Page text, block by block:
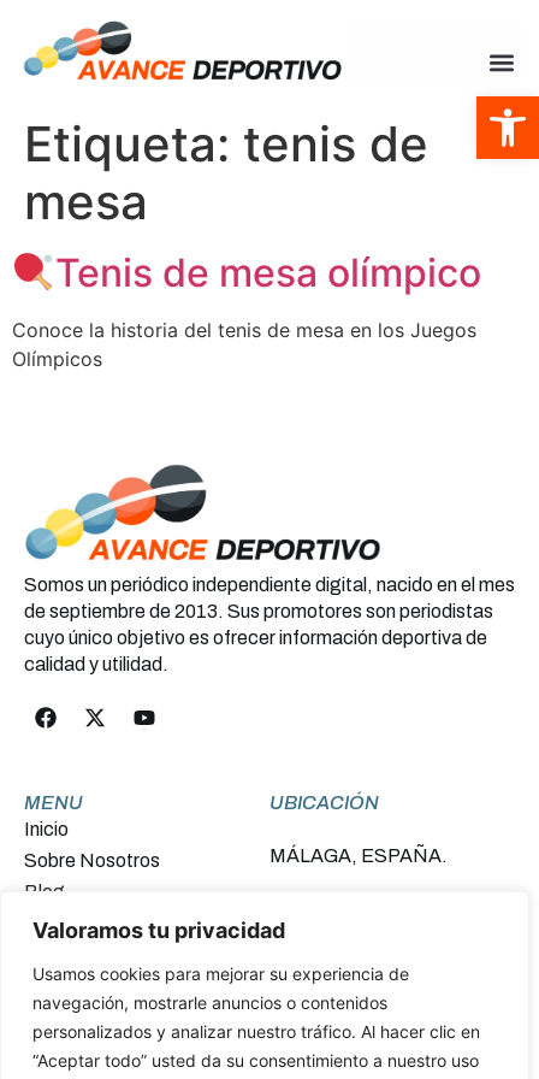
Abrir
Valoramos tu privacidad
Usamos cookies para mejorar su experiencia de
navegación, mostrarle anuncios o contenidos
personalizados y analizar nuestro tráfico. Al hacer clic en
“Aceptar todo” usted da su consentimiento a nuestro uso
Etiqueta: tenis de
mesa
Tenis de mesa olímpico
Conoce la historia del tenis de mesa en los Juegos
Olímpicos
Somos un periódico independiente digital, nacido en el mes
de septiembre de 2013. Sus promotores son periodistas
cuyo único objetivo es ofrecer información deportiva de
calidad y utilidad.
MENU
Inicio
Sobre Nosotros
Blog
Contacto
UBICACIÓN
MÁLAGA, ESPAÑA.
FINANCIADO POR LA UNIÓN EUROPEA –
NEXTGENERATIONEU